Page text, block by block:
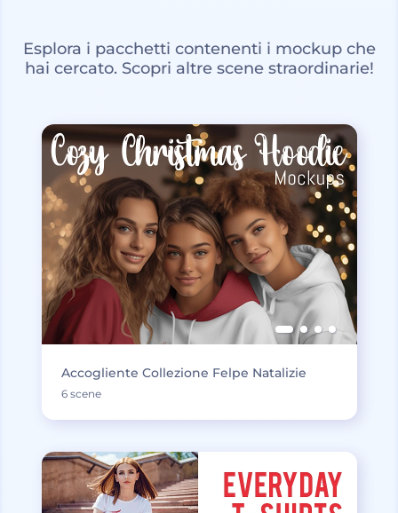
Esplora i pacchetti contenenti i mockup che
hai cercato. Scopri altre scene straordinarie!
Accogliente Collezione Felpe Natalizie
6 scene